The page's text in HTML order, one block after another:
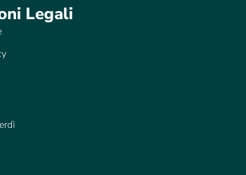
Legali